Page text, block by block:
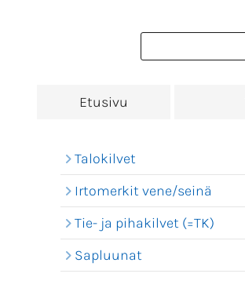
Etusivu
Talokilvet
Irtomerkit vene/seinä
Tie- ja pihakilvet (=TK)
Sapluunat